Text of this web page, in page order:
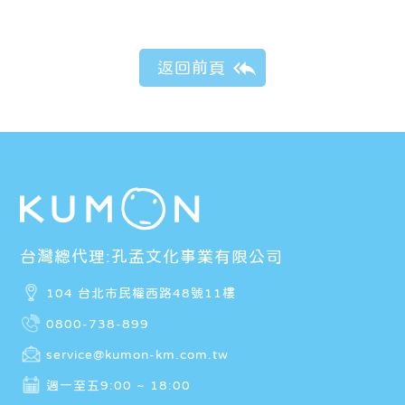
台灣總代理:孔孟文化事業有限公司
104 台北市民權西路48號11樓
0800-738-899
service@kumon-km.com.tw
週一至五9:00 ~ 18:00